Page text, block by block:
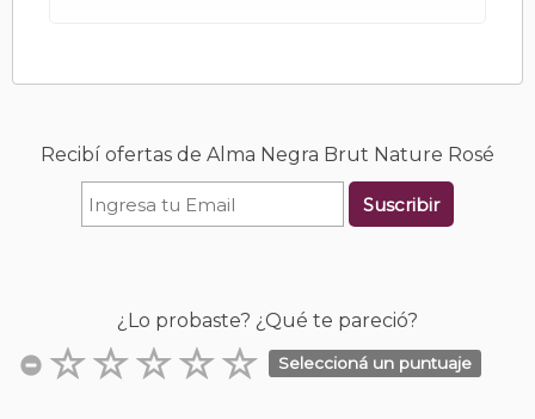
Recibí ofertas de Alma Negra Brut Nature Rosé
Suscribir
¿Lo probaste? ¿Qué te pareció?
Seleccioná un puntuaje